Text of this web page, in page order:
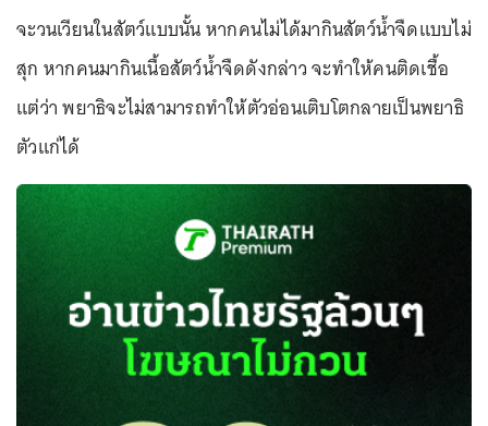
จะวนเวียนในสัตว์แบบนั้น หากคนไม่ได้มากินสัตว์น้ำจืดแบบไม่
สุก หากคนมากินเนื้อสัตว์น้ำจืดดังกล่าว จะทำให้คนติดเชื้อ
แต่ว่า พยาธิจะไม่สามารถทำให้ตัวอ่อนเติบโตกลายเป็นพยาธิ
ตัวแก่ได้